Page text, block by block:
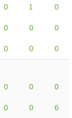
0 1
0
0 0
0
0 0
0
0 0
0
0 0 6